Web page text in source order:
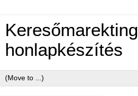
Keresőmarekting
honlapkészítés